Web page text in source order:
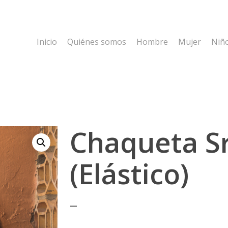
Inicio Quiénes somos Hombre Mujer
Chaqueta
(Elástico)
–